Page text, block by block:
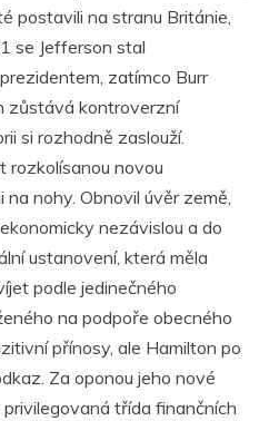
postavili na stranu Británie,
se Jefferson stal
zatímco Burr
zůstává kontroverzní
si rozhodně zaslouží.
rozkolísanou novou
nohy. Obnovil úvěr země,
nezávislou a do
ustanovení, která měla
podle jedinečného
na podpoře obecného
přínosy, ale Hamilton po
Za oponou jeho nové
třída finančních